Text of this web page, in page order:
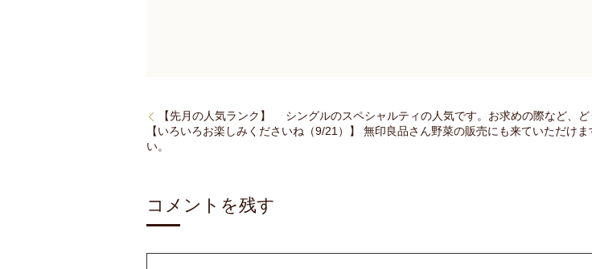
【先月の人気ランク】 シングルのスペシャルティの人気です。お求めの際など、ど
【いろいろお楽しみくださいね（9/21）】 無印良品さん野菜の販売にも来ていただけ
い。
コメントを残す